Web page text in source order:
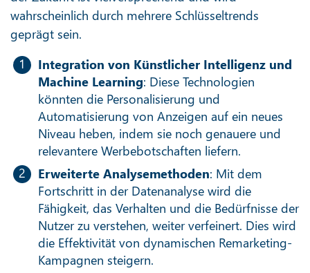
wahrscheinlich durch mehrere Schlüsseltrends
geprägt sein.
Integration von Künstlicher Intelligenz und
Machine Learning: Diese Technologien
könnten die Personalisierung und
Automatisierung von Anzeigen auf ein neues
Niveau heben, indem sie noch genauere und
relevantere Werbebotschaften liefern.
Erweiterte Analysemethoden: Mit dem
Fortschritt in der Datenanalyse wird die
Fähigkeit, das Verhalten und die Bedürfnisse der
Nutzer zu verstehen, weiter verfeinert. Dies wird
die Effektivität von dynamischen Remarketing-
Kampagnen steigern.